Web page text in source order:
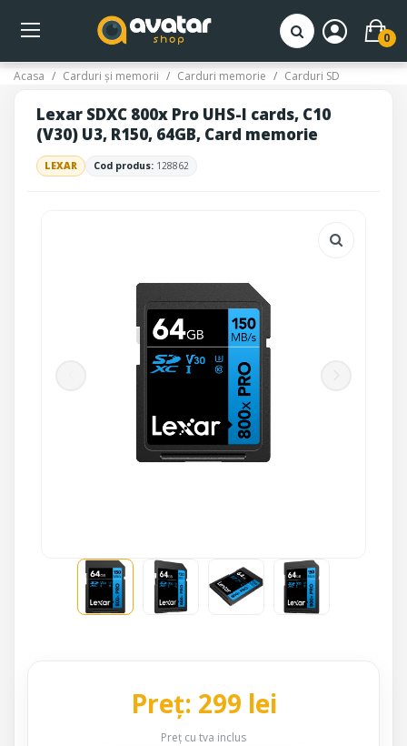
0
Acasa Carduri și memorii Carduri memorie Carduri SD
Lexar SDXC 800x Pro UHS-I cards, C10
(V30) U3, R150, 64GB, Card memorie
LEXAR Cod produs: 128862
Preț: 299 lei
Preț cu tva inclus